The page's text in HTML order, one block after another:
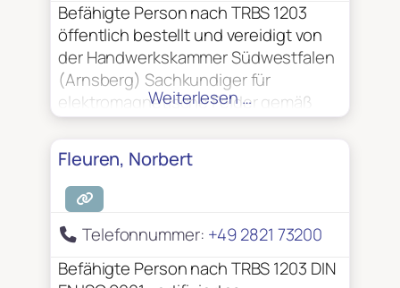
Befähigte Person nach TRBS 1203
öffentlich bestellt und vereidigt von
der Handwerkskammer Südwestfalen
(Arnsberg) Sachkundiger für
elektromagnetische Felder gemäß
BGV B11 Sachkundiger für ESD-
Schutzmaßnahmen VdS –
anerkannter Sachverständiger für
EMV-gerechte elektrische Anlagen
und Blitzschutzsysteme VdS –
anerkannter Sachverständiger zur
Prüfung elektrischer Anlagen
Weiterlesen …
Fleuren, Norbert
Telefonnummer: +49 2821 73200
Befähigte Person nach TRBS 1203 DIN